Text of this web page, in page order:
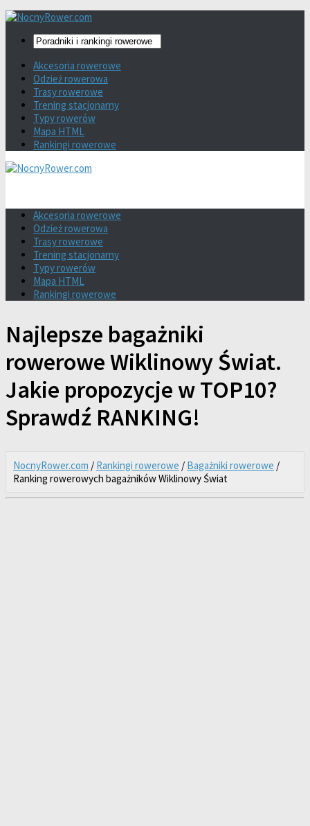
Akcesoria rowerowe
Odzież rowerowa
Trasy rowerowe
Trening stacjonarny
Typy rowerów
Mapa HTML
Rankingi rowerowe
Akcesoria rowerowe
Odzież rowerowa
Trasy rowerowe
Trening stacjonarny
Typy rowerów
Mapa HTML
Rankingi rowerowe
Najlepsze bagażniki
rowerowe Wiklinowy Świat.
Jakie propozycje w TOP10?
Sprawdź RANKING!
NocnyRower.com / Rankingi rowerowe / Bagażniki rowerowe /
Ranking rowerowych bagażników Wiklinowy Świat